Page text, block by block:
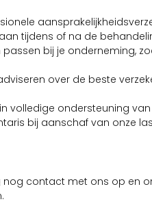
tijdens of na de
bij je onderneming,
over de beste
volledige ondersteuning
bij aanschaf van onze
contact met ons op en